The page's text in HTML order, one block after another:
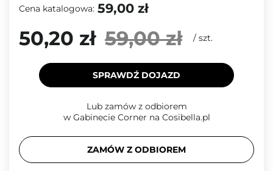
Cena katalogowa: 59,00 zł
50,20 zł 59,00 zł / szt.
SPRAWDŹ DOJAZD
Lub zamów z odbiorem
w Gabinecie Corner na Cosibella.pl
ZAMÓW Z ODBIOREM